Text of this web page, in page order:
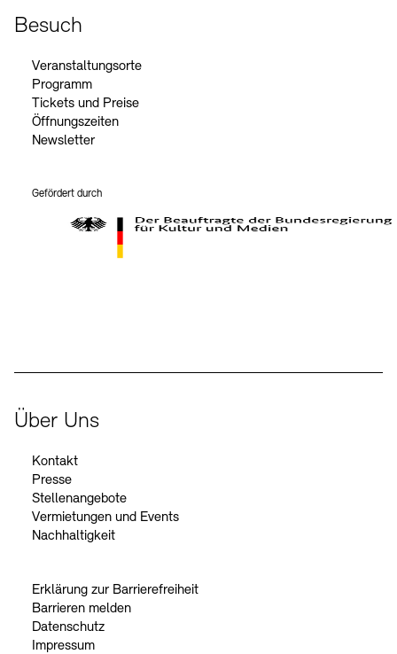
Besuch
Veranstaltungsorte
Programm
Tickets und Preise
Öffnungszeiten
Newsletter
Gefördert durch
Über Uns
Kontakt
Presse
Stellenangebote
Vermietungen und Events
Nachhaltigkeit
Erklärung zur Barrierefreiheit
Barrieren melden
Datenschutz
Impressum